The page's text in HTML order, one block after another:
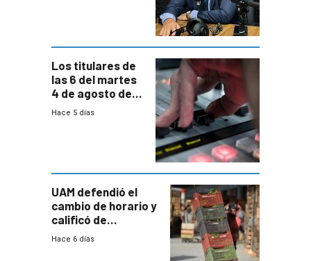
Los titulares de
las 6 del martes
4 de agosto de
2026
Hace 5 días
UAM defendió el
cambio de horario y
calificó de
“desproporcionado”
Hace 6 días